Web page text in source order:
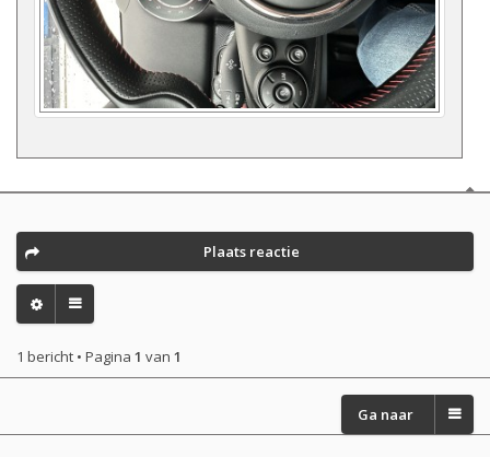
Plaats reactie
1 bericht • Pagina 1 van 1
Ga naar